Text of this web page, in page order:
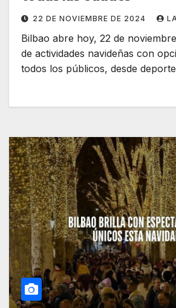
22 DE NOVIEMBRE DE 2024
Bilbao abre hoy, 22 de
de actividades navideñas con
todos los públicos, desde